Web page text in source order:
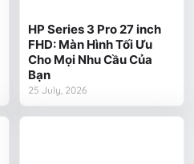
HP Series 3 Pro 27 inch
FHD: Màn Hình Tối Ưu
Cho Mọi Nhu Cầu Của
Bạn
25 July, 2026